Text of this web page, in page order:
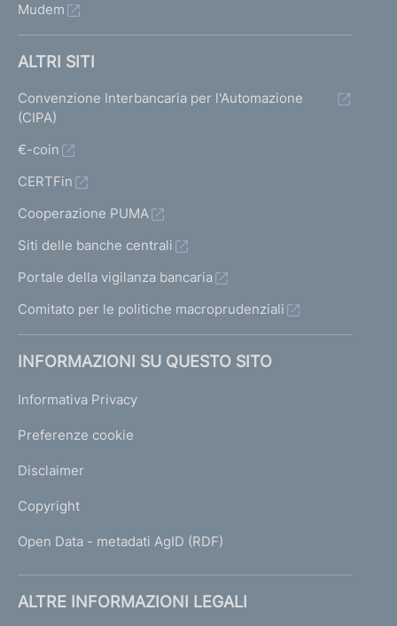
Mudem
ALTRI SITI
Convenzione Interbancaria per l'Automazione
(CIPA)
€-coin
CERTFin
Cooperazione PUMA
Siti delle banche centrali
Portale della vigilanza bancaria
Comitato per le politiche macroprudenziali
INFORMAZIONI SU QUESTO SITO
Informativa Privacy
Preferenze cookie
Disclaimer
Copyright
Open Data - metadati AgID (RDF)
ALTRE INFORMAZIONI LEGALI